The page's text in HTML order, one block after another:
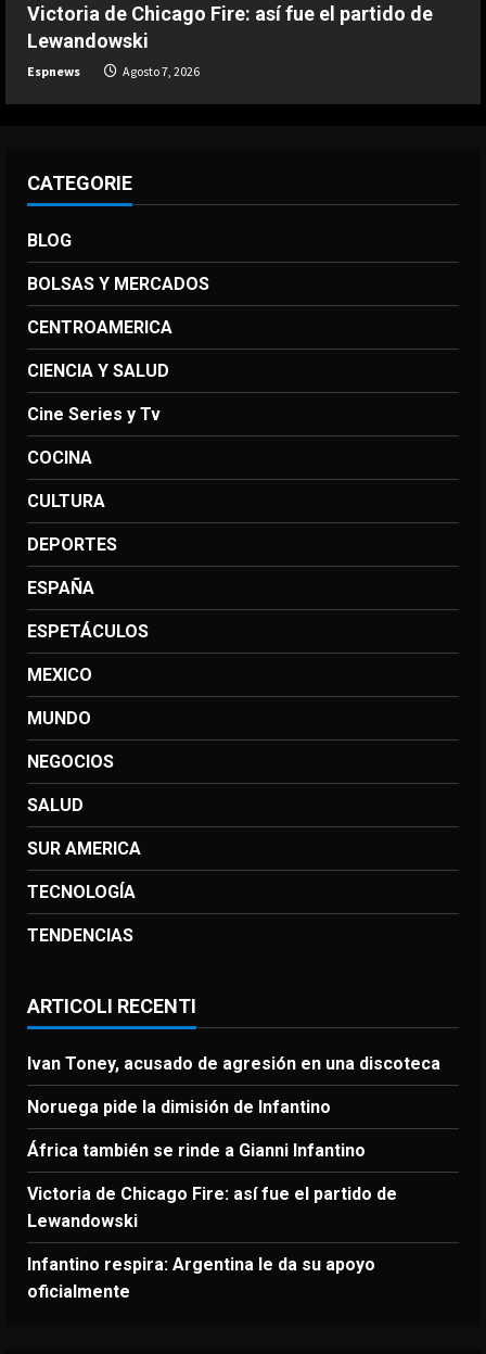
DEPORTES
partido de Lewandowski
Agosto 7, 2026
Victoria de Chicago Fire: así fue el partido de
Lewandowski
Espnews Agosto 7, 2026
CATEGORIE
BLOG
BOLSAS Y MERCADOS
CENTROAMERICA
CIENCIA Y SALUD
Cine Series y Tv
COCINA
CULTURA
DEPORTES
ESPAÑA
ESPETÁCULOS
MEXICO
MUNDO
NEGOCIOS
SALUD
SUR AMERICA
TECNOLOGÍA
TENDENCIAS
ARTICOLI RECENTI
Ivan Toney, acusado de agresión en una discoteca
Noruega pide la dimisión de Infantino
África también se rinde a Gianni Infantino
Victoria de Chicago Fire: así fue el partido de
Lewandowski
Infantino respira: Argentina le da su apoyo
oficialmente